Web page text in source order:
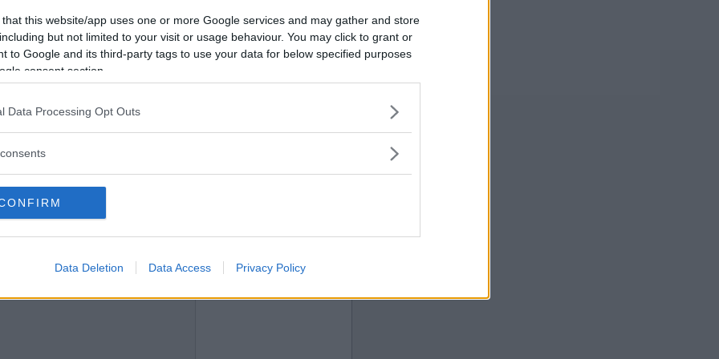
that this website/app uses one or more Google services and may gather and store
but not limited to your visit or usage behaviour. You may click to grant or
to Google and its third-party tags to use your data for below specified purposes
consent section.
Data Processing Opt Outs
Data Deletion Data Access Privacy Policy
2016-08-15 20:23
Vill du bli
medlem?